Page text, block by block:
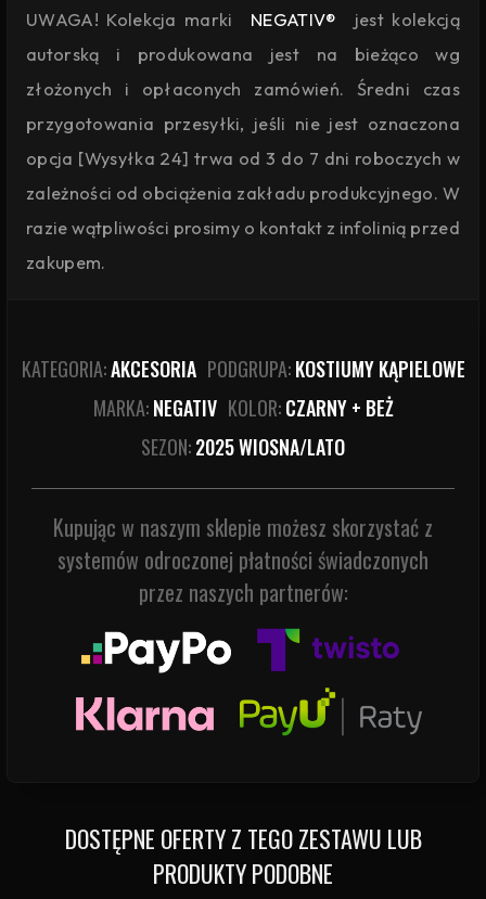
UWAGA! Kolekcja marki NEGATIV®
jest kolekcją
autorską i produkowana jest na bieżąco wg
złożonych i opłaconych zamówień. Średni czas
przygotowania przesyłki, jeśli nie jest oznaczona
opcja [Wysyłka 24] trwa od 3 do 7 dni roboczych w
zależności od obciążenia zakładu produkcyjnego. W
razie wątpliwości prosimy o kontakt z infolinią przed
zakupem.
KATEGORIA:AKCESORIA PODGRUPA:KOSTIUMY KĄPIELOWE
MARKA:NEGATIV KOLOR:CZARNY + BEŻ
SEZON:2025 WIOSNA/LATO
Kupując w naszym sklepie możesz skorzystać z
systemów odroczonej płatności świadczonych
przez naszych partnerów:
DOSTĘPNE OFERTY Z TEGO ZESTAWU LUB
PRODUKTY PODOBNE